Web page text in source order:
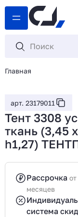
Главная
арт. 23179011
Тент 3308
ткань (3,45
h1,27)
Рассрочка
месяцев
система